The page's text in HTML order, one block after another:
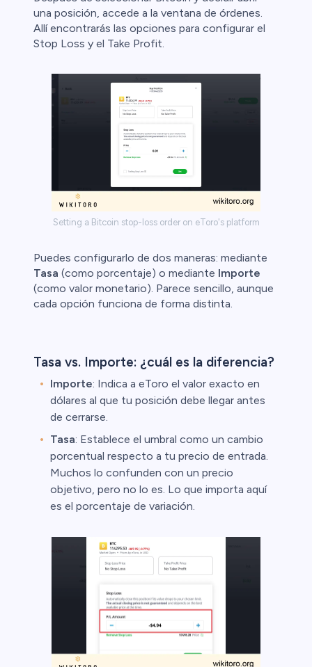
una posición, accede a la ventana de órdenes.
Allí encontrarás las opciones para configurar el
Stop Loss y el Take Profit.
Setting a Bitcoin stop-loss order on eToro's platform
Puedes configurarlo de dos maneras: mediante
Tasa (como porcentaje) o mediante Importe
(como valor monetario). Parece sencillo, aunque
cada opción funciona de forma distinta.
Tasa vs. Importe: ¿cuál es la diferencia?
Importe: Indica a eToro el valor exacto en
dólares al que tu posición debe llegar antes
de cerrarse.
Tasa: Establece el umbral como un cambio
porcentual respecto a tu precio de entrada.
Muchos lo confunden con un precio
objetivo, pero no lo es. Lo que importa aquí
es el porcentaje de variación.